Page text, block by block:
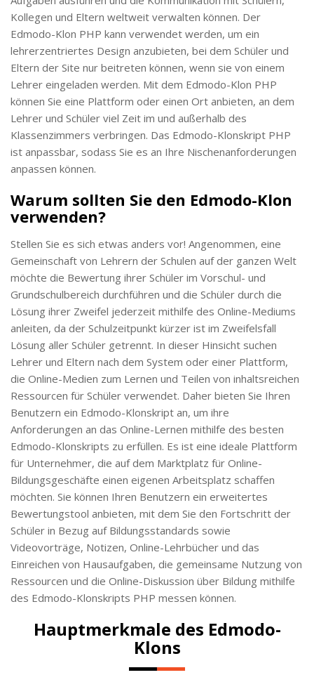
Kollegen und Eltern weltweit verwalten können. Der
Edmodo-Klon PHP kann verwendet werden, um ein
lehrerzentriertes Design anzubieten, bei dem Schüler und
Eltern der Site nur beitreten können, wenn sie von einem
Lehrer eingeladen werden. Mit dem Edmodo-Klon PHP
können Sie eine Plattform oder einen Ort anbieten, an dem
Lehrer und Schüler viel Zeit im und außerhalb des
Klassenzimmers verbringen. Das Edmodo-Klonskript PHP
ist anpassbar, sodass Sie es an Ihre Nischenanforderungen
anpassen können.
Warum sollten Sie den Edmodo-Klon
verwenden?
Stellen Sie es sich etwas anders vor! Angenommen, eine
Gemeinschaft von Lehrern der Schulen auf der ganzen Welt
möchte die Bewertung ihrer Schüler im Vorschul- und
Grundschulbereich durchführen und die Schüler durch die
Lösung ihrer Zweifel jederzeit mithilfe des Online-Mediums
anleiten, da der Schulzeitpunkt kürzer ist im Zweifelsfall
Lösung aller Schüler getrennt. In dieser Hinsicht suchen
Lehrer und Eltern nach dem System oder einer Plattform,
die Online-Medien zum Lernen und Teilen von inhaltsreichen
Ressourcen für Schüler verwendet. Daher bieten Sie Ihren
Benutzern ein Edmodo-Klonskript an, um ihre
Anforderungen an das Online-Lernen mithilfe des besten
Edmodo-Klonskripts zu erfüllen. Es ist eine ideale Plattform
für Unternehmer, die auf dem Marktplatz für Online-
Bildungsgeschäfte einen eigenen Arbeitsplatz schaffen
möchten. Sie können Ihren Benutzern ein erweitertes
Bewertungstool anbieten, mit dem Sie den Fortschritt der
Schüler in Bezug auf Bildungsstandards sowie
Videovorträge, Notizen, Online-Lehrbücher und das
Einreichen von Hausaufgaben, die gemeinsame Nutzung von
Ressourcen und die Online-Diskussion über Bildung mithilfe
des Edmodo-Klonskripts PHP messen können.
Hauptmerkmale des Edmodo-
Klons